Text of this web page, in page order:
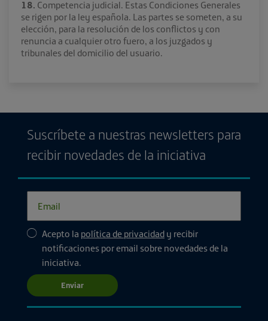
18. Competencia judicial. Estas Condiciones Generales
se rigen por la ley española. Las partes se someten, a su
elección, para la resolución de los conflictos y con
renuncia a cualquier otro fuero, a los juzgados y
tribunales del domicilio del usuario.
Suscríbete a nuestras newsletters para
recibir novedades de la iniciativa
Acepto la política de privacidad y recibir
notificaciones por email sobre novedades de la
iniciativa.
Enviar